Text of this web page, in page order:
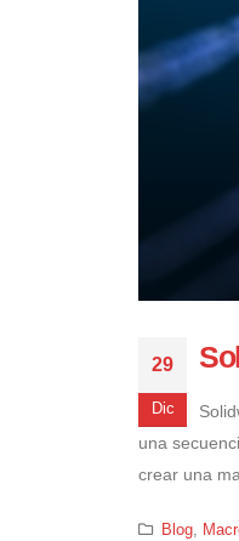
29
Dic
una
crear una
Blog,